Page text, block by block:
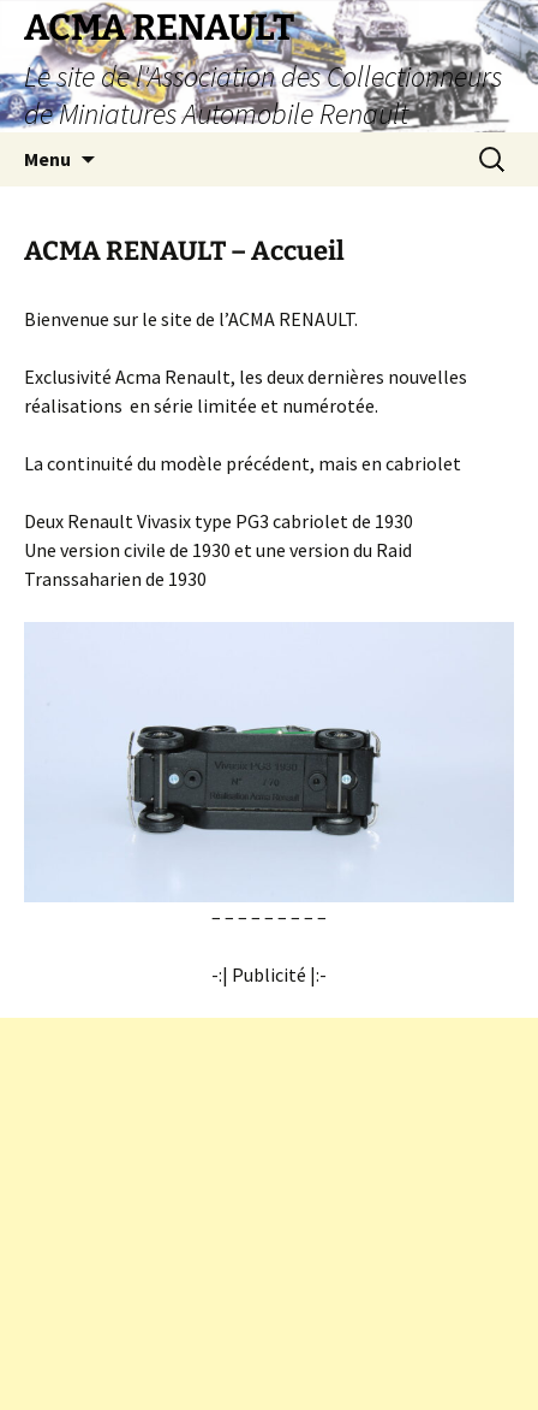
Aller
contenu
ACMA RENAULT
Le site de l'Association des Collectionneurs
de Miniatures Automobile Renault
Menu
ACMA RENAULT – Accueil
Bienvenue sur le site de l’ACMA RENAULT.
Exclusivité Acma Renault, les deux dernières nouvelles
réalisations en série limitée et numérotée.
La continuité du modèle précédent, mais en cabriolet
Deux Renault Vivasix type PG3 cabriolet de 1930
Une version civile de 1930 et une version du Raid
Transsaharien de 1930
– – – – – – – – –
-:| Publicité |:-